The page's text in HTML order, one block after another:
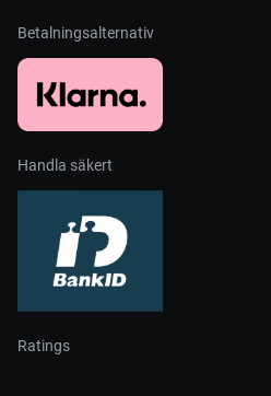
Betalningsalternativ
Handla säkert
Ratings